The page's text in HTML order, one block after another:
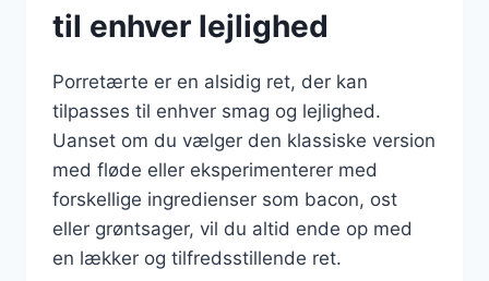
til enhver lejlighed
Porretærte er en alsidig ret, der kan
tilpasses til enhver smag og lejlighed.
Uanset om du vælger den klassiske version
med fløde eller eksperimenterer med
forskellige ingredienser som bacon, ost
eller grøntsager, vil du altid ende op med
en lækker og tilfredsstillende ret.